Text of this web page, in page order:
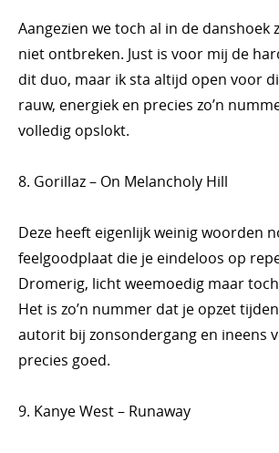
Aangezien we toch al in de danshoek
niet ontbreken. Just is voor mij de
dit duo, maar ik sta altijd open voor
rauw, energiek en precies zo’n
volledig opslokt.
8. Gorillaz – On Melancholy Hill
Deze heeft eigenlijk weinig woorden
feelgoodplaat die je eindeloos op
Dromerig, licht weemoedig maar
Het is zo’n nummer dat je opzet
autorit bij zonsondergang en ineens
precies goed.
9. Kanye West – Runaway